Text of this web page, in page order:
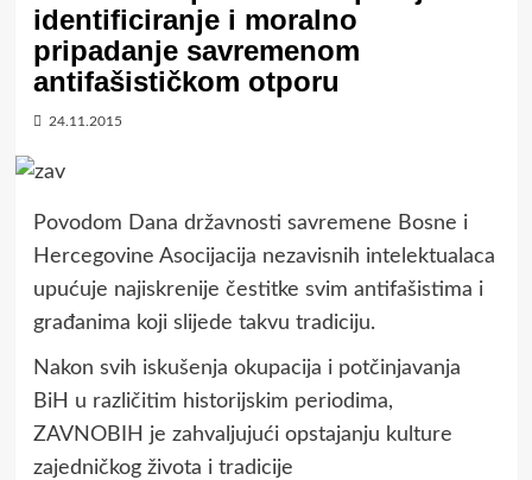
identificiranje i moralno
pripadanje savremenom
antifašističkom otporu
24.11.2015
Povodom Dana državnosti savremene Bosne i
Hercegovine Asocijacija nezavisnih intelektualaca
upućuje najiskrenije čestitke svim antifašistima i
građanima koji slijede takvu tradiciju.
Nakon svih iskušenja okupacija i potčinjavanja
BiH u različitim historijskim periodima,
ZAVNOBIH je zahvaljujući opstajanju kulture
zajedničkog života i tradicije